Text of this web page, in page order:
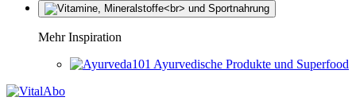
Mehr Inspiration
Ayurvedische Produkte und Superfood